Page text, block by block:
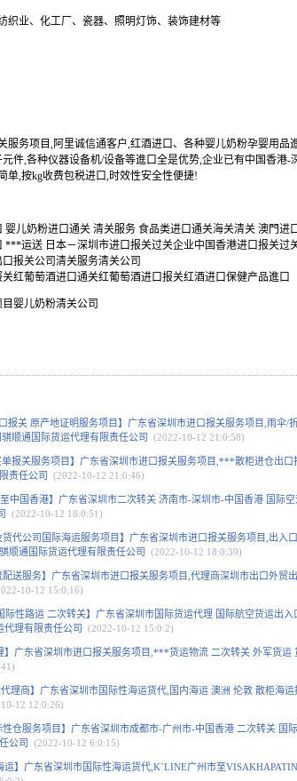
业、化工厂、瓷器、照明灯饰、装饰建材等
务项目,阿里诚信通客户,红酒进口、各种婴儿奶粉孕婴用品
件,各种仪器设备机/设备等進口全是优势,企业已有中国香港-
单,按kg收费包税进口,时效性安全性便捷!
儿奶粉进口通关 清关服务 食品类进口通关海关清关 澳門进
运送 日本－深圳市进口报关过关企业中国香港进口报关过
报关公司清关服务清关公司
关红葡萄酒进口通关红葡萄酒进口报关红酒进口保健产
婴儿奶粉清关公司
报关 原产地证明服务项目】广东省深圳市进口报关服务项目,雨伞/
顺通国际货运代理有限责任公司
(2022-10-12 21:0:58)
报关服务项目】广东省深圳市进口报关服务项目,***散柜进仓出口
责任公司
(2022-10-12 21:0:46)
中国香港】广东省深圳市二次转关 济南市-深圳市-中国香港 国际
(2022-10-12 18:0:51)
代公司国际海运服务项目】广东省深圳市进口报关服务项目,出入
顺通国际货运代理有限责任公司
(2022-10-12 18:0:39)
送服务】广东省深圳市进口报关服务项目,代理商深圳市出口外贸
10-12 15:0:16)
际性路运 二次转关】广东省深圳市国际货运代理 国际航空货运出入
理有限责任公司
(2022-10-12 15:0:2)
广东省深圳市进口报关服务项目,***货运物流 二次转关 外军货运
理商】广东省深圳市国际性海运货代,国内海运 澳洲 伦敦 散柜海运
12 12:0:26)
仓服务项目】广东省深圳市成都市-广州市-中国香港 二次转关 国
公司
(2022-10-12 6:0:15)
】广东省深圳市国际性海运货代,K`LINE广州市至